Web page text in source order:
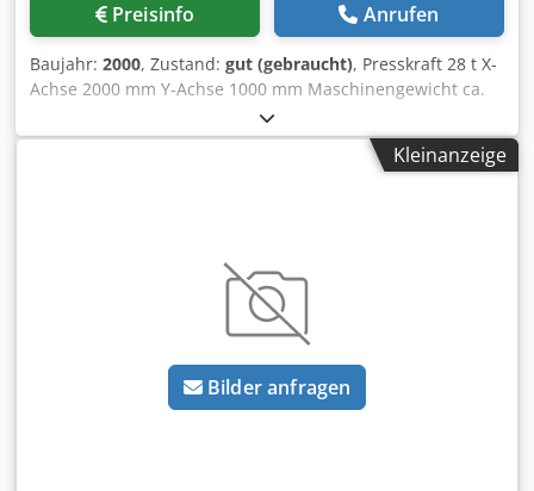
Preisinfo Anrufen
Baujahr: 2000, Zustand: gut (gebraucht), Presskraft 28 t X-
Achse 2000 mm Y-Achse 1000 mm Maschinengewicht ca.
11000 kg Dsdoi Eld Uspfx Anwjkr
Kleinanzeige
Bilder anfragen